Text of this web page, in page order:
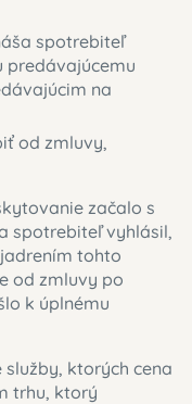
spotrebiteľ
predávajúcemu
na
od zmluvy,
začalo s
spotrebiteľ vyhlásil,
tohto
od zmluvy po
k úplnému
ktorých cena
trhu, ktorý